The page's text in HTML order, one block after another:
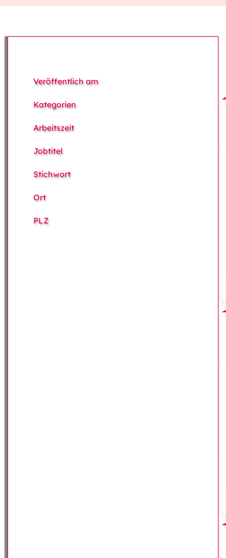
Veröffentlich am
Kategorien
Arbeitszeit
Jobtitel
Stichwort
Ort
PLZ